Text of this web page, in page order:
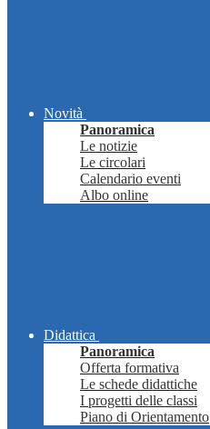
Novità
Panoramica
Le notizie
Le circolari
Calendario eventi
Albo online
Didattica
Panoramica
Offerta formativa
Le schede didattiche
I progetti delle classi
Piano di Orientamento